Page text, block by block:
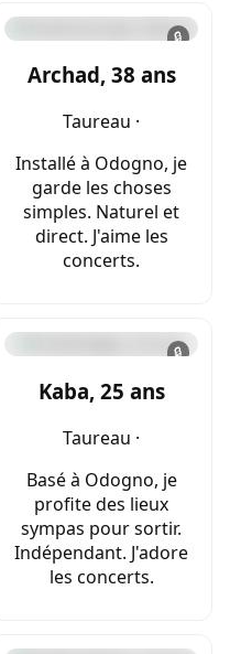
🔒
Archad, 38 ans
Taureau ·
Installé à Odogno, je
garde les choses
simples. Naturel et
direct. J'aime les
concerts.
🔒
Kaba, 25 ans
Taureau ·
Basé à Odogno, je
profite des lieux
sympas pour sortir.
Indépendant. J'adore
les concerts.